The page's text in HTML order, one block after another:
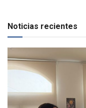
Noticias recientes